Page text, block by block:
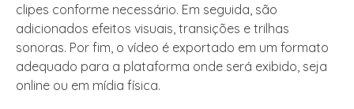
clipes conforme necessário. Em seguida, são
adicionados efeitos visuais, transições e trilhas
sonoras. Por fim, o vídeo é exportado em um formato
adequado para a plataforma onde será exibido, seja
online ou em mídia física.